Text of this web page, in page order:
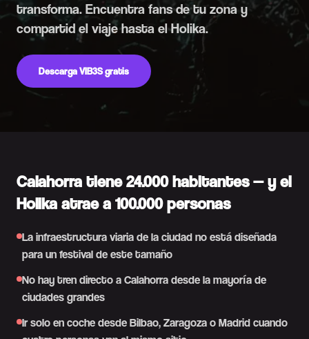
transforma. Encuentra fans de tu zona y
compartid el viaje hasta el Holika.
Descarga VIB3S gratis
Calahorra tiene 24.000 habitantes — y el
Holika atrae a 100.000 personas
La infraestructura viaria de la ciudad no está diseñada
para un festival de este tamaño
No hay tren directo a Calahorra desde la mayoría de
ciudades grandes
Ir solo en coche desde Bilbao, Zaragoza o Madrid cuando